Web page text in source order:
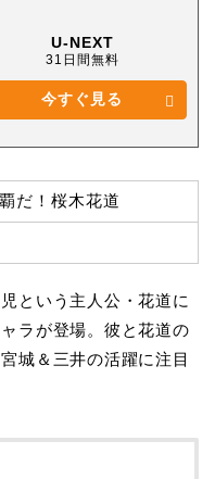
U-NEXT
31日間無料
今すぐ見る
だ！桜木花道
という主人公・花道に
ラが登場。彼と花道の
城＆三井の活躍に注目